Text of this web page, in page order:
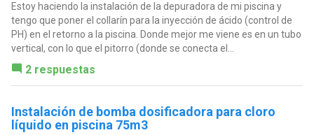
Estoy haciendo la instalación de la depuradora de mi piscina y
tengo que poner el collarín para la inyección de ácido (control de
PH) en el retorno a la piscina. Donde mejor me viene es en un tubo
vertical, con lo que el pitorro (donde se conecta el...
2 respuestas
Instalación de bomba dosificadora para cloro
líquido en piscina 75m3